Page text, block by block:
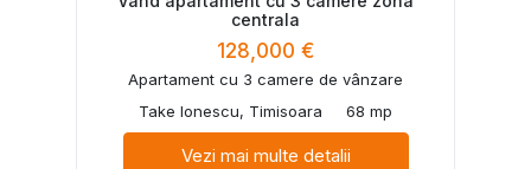
centrala
128,000 €
Apartament cu 3 camere de vânzare
Take Ionescu, Timisoara
68 mp
Vezi mai multe detalii